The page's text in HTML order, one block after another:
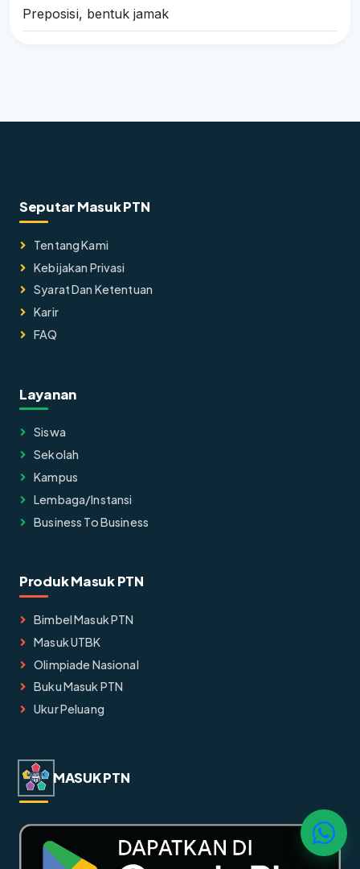
Preposisi, bentuk jamak
Seputar Masuk PTN
Tentang Kami
Kebijakan Privasi
Syarat Dan Ketentuan
Karir
FAQ
Layanan
Siswa
Sekolah
Kampus
Lembaga/instansi
Business To Business
Produk Masuk PTN
Bimbel Masuk PTN
Masuk UTBK
Olimpiade Nasional
Buku Masuk PTN
Ukur Peluang
MASUK PTN